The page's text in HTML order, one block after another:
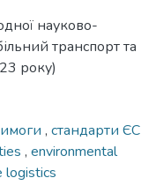
науково-
транспорт та
року)
, стандарти ЄС
, environmental
logistics